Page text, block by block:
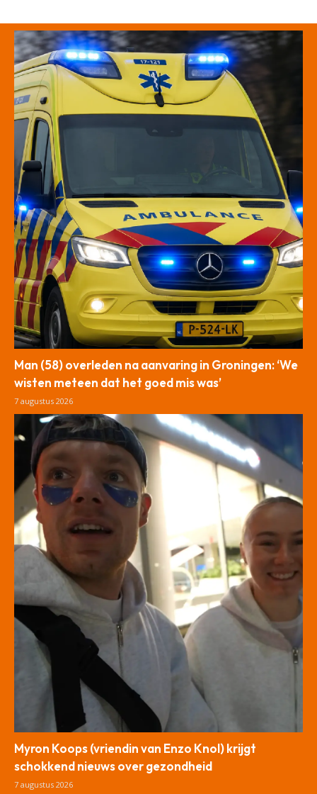
Man (58) overleden na aanvaring in Groningen: ‘We
wisten meteen dat het goed mis was’
7 augustus 2026
Myron Koops (vriendin van Enzo Knol) krijgt
schokkend nieuws over gezondheid
7 augustus 2026